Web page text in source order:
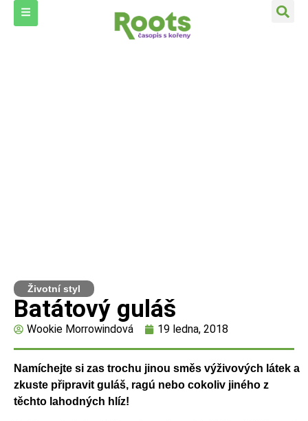
Životní styl
Batátový guláš
Wookie Morrowindová 19 ledna, 2018
Namíchejte si zas trochu jinou směs výživových látek a
zkuste připravit guláš, ragú nebo cokoliv jiného z
těchto lahodných hlíz!